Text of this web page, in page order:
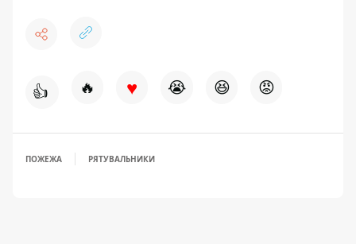
👍 🔥 ♥ 😭 😆 😡
ПОЖЕЖА РЯТУВАЛЬНИКИ